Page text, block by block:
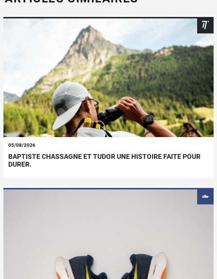
05/08/2026
BAPTISTE CHASSAGNE ET TUDOR UNE HISTOIRE FAITE POUR
DURER.